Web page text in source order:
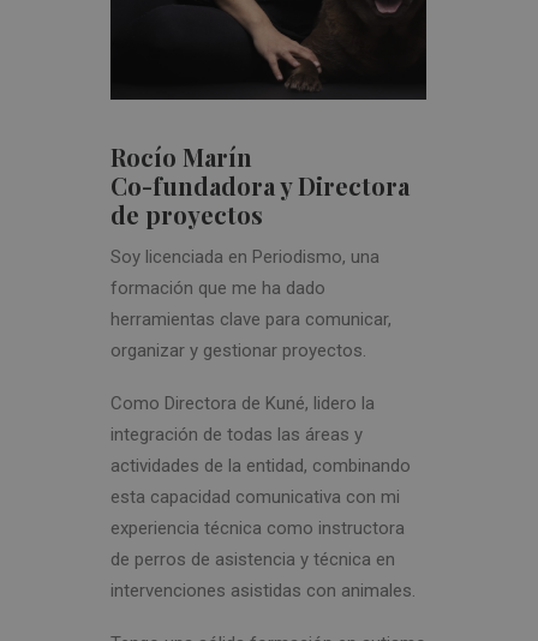
Rocío Marín
Co-fundadora y Directora
de proyectos
Soy licenciada en Periodismo, una
formación que me ha dado
herramientas clave para comunicar,
organizar y gestionar proyectos.
Como Directora de Kuné, lidero la
integración de todas las áreas y
actividades de la entidad, combinando
esta capacidad comunicativa con mi
experiencia técnica como instructora
de perros de asistencia y técnica en
intervenciones asistidas con animales.